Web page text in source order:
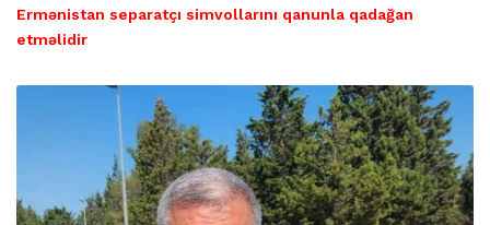
Ermənistan separatçı simvollarını qanunla qadağan
etməlidir